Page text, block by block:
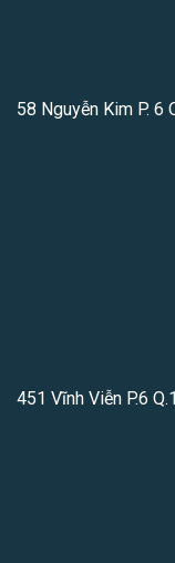
58 Nguyễn Kim P. 6
451 Vĩnh Viễn P.6